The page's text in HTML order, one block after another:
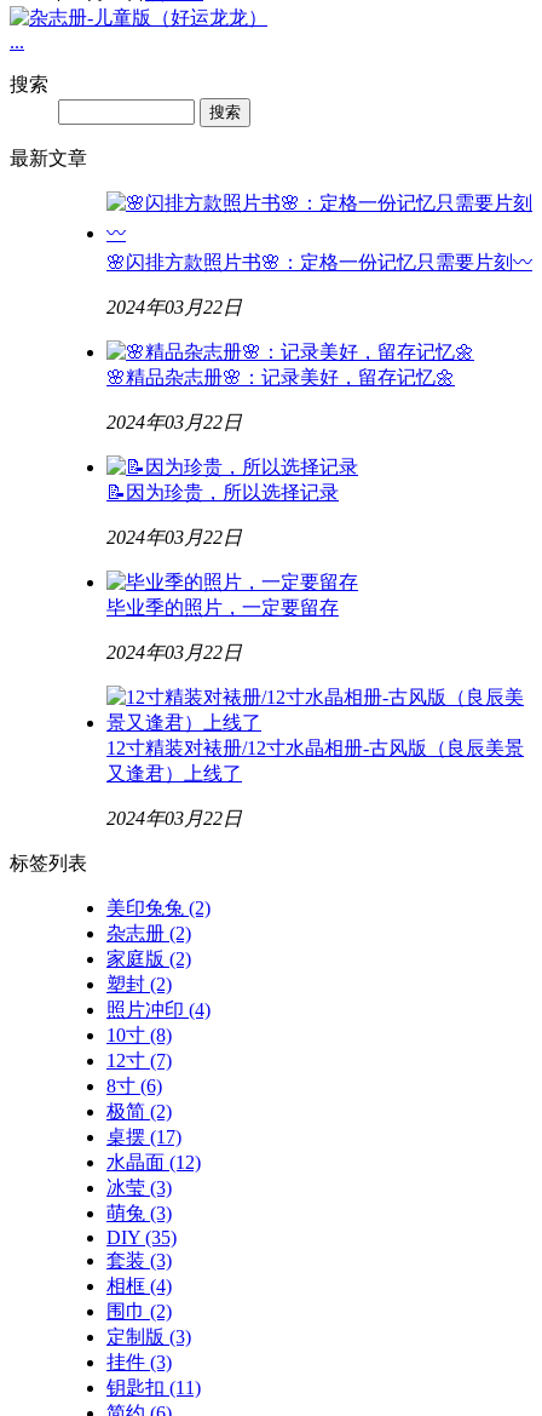
...
搜索
最新文章
🌸闪排方款照片书🌸：定格一份记忆只需要片刻〰️
2024年03月22日
🌸精品杂志册🌸：记录美好，留存记忆🌼
2024年03月22日
📝因为珍贵，所以选择记录
2024年03月22日
毕业季的照片，一定要留存
2024年03月22日
12寸精装对裱册/12寸水晶相册-古风版（良辰美景
又逢君）上线了
2024年03月22日
标签列表
美印兔兔 (2)
杂志册 (2)
家庭版 (2)
塑封 (2)
照片冲印 (4)
10寸 (8)
12寸 (7)
8寸 (6)
极简 (2)
桌摆 (17)
水晶面 (12)
冰莹 (3)
萌兔 (3)
DIY (35)
套装 (3)
相框 (4)
围巾 (2)
定制版 (3)
挂件 (3)
钥匙扣 (11)